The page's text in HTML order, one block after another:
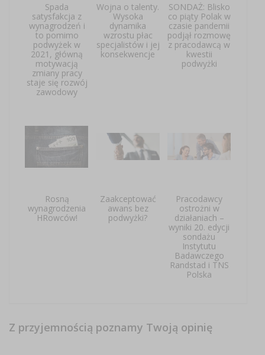
Spada
satysfakcja z
wynagrodzeń i
to pomimo
podwyżek w
2021, główną
motywacją
zmiany pracy
staje się rozwój
zawodowy
Wojna o talenty.
Wysoka
dynamika
wzrostu płac
specjalistów i jej
konsekwencje
SONDAŻ: Blisko
co piąty Polak w
czasie pandemii
podjął rozmowę
z pracodawcą w
kwestii
podwyżki
Rosną
wynagrodzenia
HRowców!
Zaakceptować
awans bez
podwyżki?
Pracodawcy
ostrożni w
działaniach –
wyniki 20. edycji
sondażu
Instytutu
Badawczego
Randstad i TNS
Polska
Z przyjemnością poznamy Twoją opinię